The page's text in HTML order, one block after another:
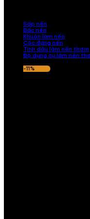
Sáp nến
Bấc nến
Khuôn làm nến
Cốc đựng nến
Tinh dầu làm nến thơm
Bộ dụng cụ làm nến
-11%